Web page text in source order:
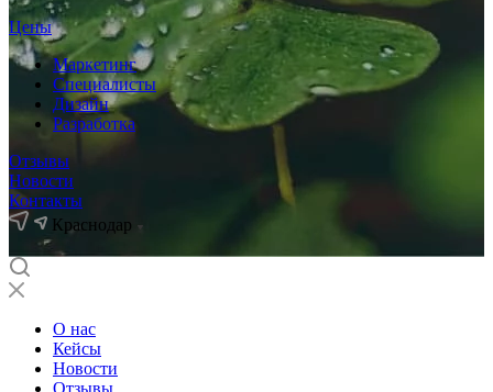
Цены
Маркетинг
Специалисты
Дизайн
Разработка
Отзывы
Новости
Контакты
Краснодар
О нас
Кейсы
Новости
Отзывы